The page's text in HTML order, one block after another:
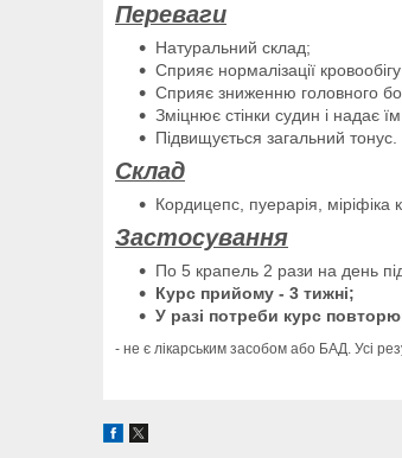
Переваги
Натуральний склад;
Сприяє нормалізації
Сприяє зниженню головного
Зміцнює стінки судин і надає
Підвищується загальний тонус.
Склад
Кордицепс, пуерарія, міріфіка
Застосування
По 5 крапель 2 рази на день
Курс прийому - 3 тижні;
У разі потреби курс
- не є лікарським засобом або БАД. Усі